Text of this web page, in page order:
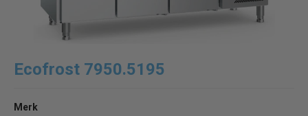
Ecofrost 7950.5195
Merk